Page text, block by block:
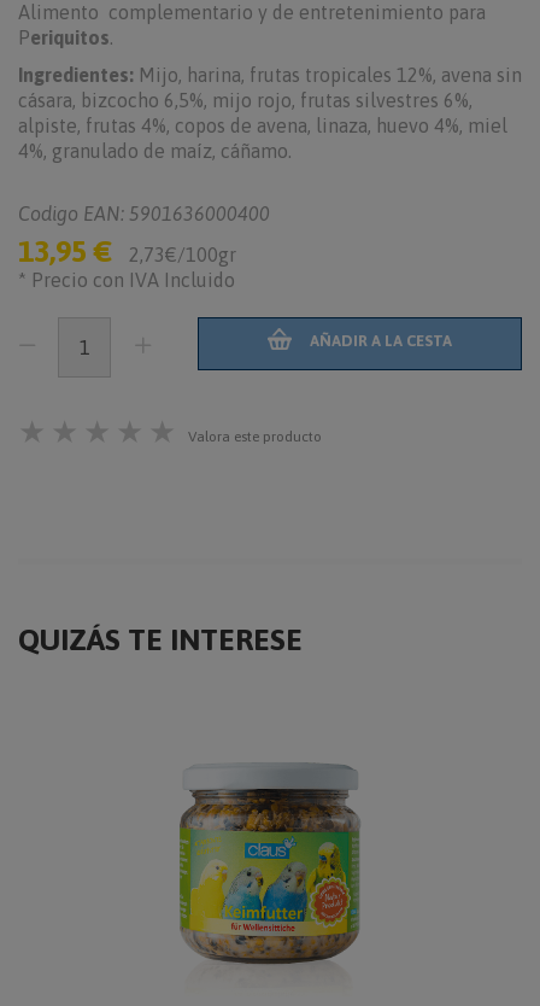
Alimento complementario y de entretenimiento para
Periquitos.
Ingredientes: Mijo, harina, frutas tropicales 12%, avena sin
cásara, bizcocho 6,5%, mijo rojo, frutas silvestres 6%,
alpiste, frutas 4%, copos de avena, linaza, huevo 4%, miel
4%, granulado de maíz, cáñamo.
Codigo EAN: 5901636000400
13,95 €
2,73€/100gr
* Precio con IVA Incluido
AÑADIR A LA CESTA
★ ★ ★ ★ ★ Valora este producto
QUIZÁS TE INTERESE